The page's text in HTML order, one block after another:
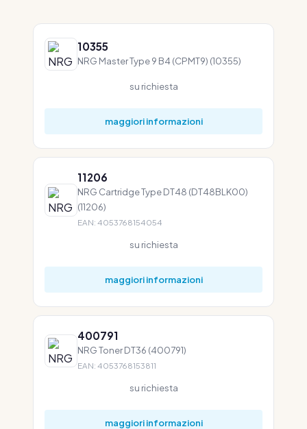
10355
NRG Master Type 9 B4 (CPMT9) (10355)
su richiesta
maggiori informazioni
11206
NRG Cartridge Type DT48 (DT48BLK00)
(11206)
EAN: 4053768154054
su richiesta
maggiori informazioni
400791
NRG Toner DT36 (400791)
EAN: 4053768153811
su richiesta
maggiori informazioni